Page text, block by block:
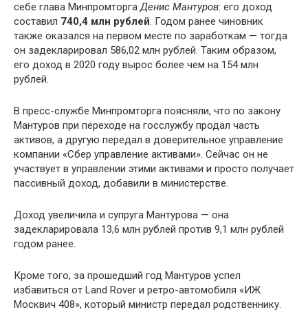
себе глава МинпромторгаДенис Мантуров: его доход
составил 740,4 млн рублей. Годом ранее чиновник
также оказался на первом месте по заработкам — тогда
он задекларировал 586,02 млн рублей. Таким образом,
его доход в 2020 году вырос более чем на 154 млн
рублей.
В пресс-службе Минпромторга поясняли, что по закону
Мантуров при переходе на госслужбу продал часть
активов, а другую передал в доверительное управление
компании «Сбер управление активами». Сейчас он не
участвует в управлении этими активами и просто получает
пассивный доход, добавили в министерстве.
Доход увеличила и супруга Мантурова — она
задекларировала 13,6 млн рублей против 9,1 млн рублей
годом ранее.
Кроме того, за прошедший год Мантуров успел
избавиться от Land Rover и ретро-автомобиля «ИЖ
Москвич 408», который министр передал родственнику.